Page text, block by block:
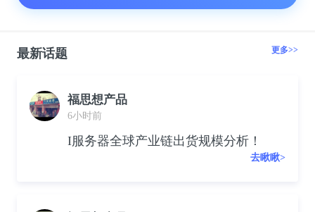
最新话题 更多>>
福思想产品
6小时前
I服务器全球产业链出货规模分析！
去瞅瞅>